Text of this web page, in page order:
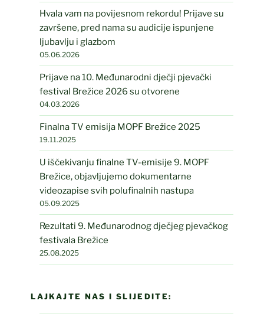
Hvala vam na povijesnom rekordu! Prijave su
završene, pred nama su audicije ispunjene
ljubavlju i glazbom
05.06.2026
Prijave na 10. Međunarodni dječji pjevački
festival Brežice 2026 su otvorene
04.03.2026
Finalna TV emisija MOPF Brežice 2025
19.11.2025
U iščekivanju finalne TV-emisije 9. MOPF
Brežice, objavljujemo dokumentarne
videozapise svih polufinalnih nastupa
05.09.2025
Rezultati 9. Međunarodnog dječjeg pjevačkog
festivala Brežice
25.08.2025
LAJKAJTE NAS I SLIJEDITE: